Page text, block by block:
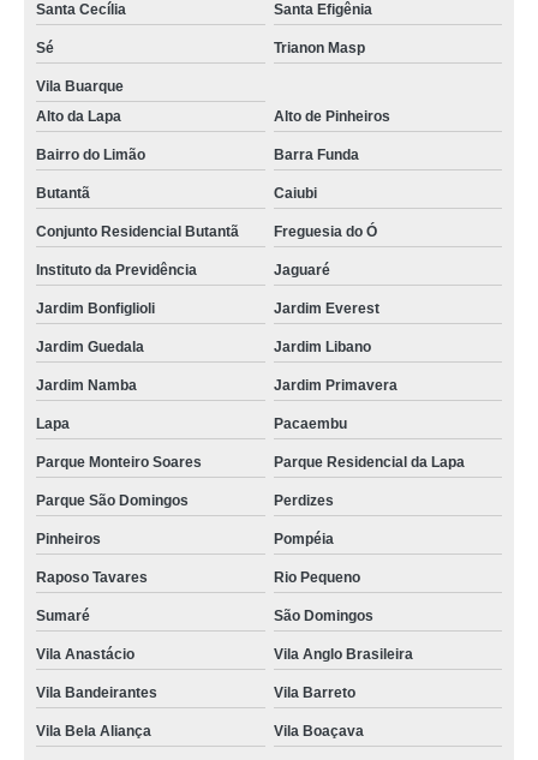
telefone de assistencia tecnica refrigerador não liga Bairro do Limão
telefone de assistencia tecnica de refrigerador electrolux Vila Buarque
contato de assistencia tecnica refrigerador com defeito freguesia do ó
telefone de assistencia tecnica refrigerador não liga Roosevelt (CBTU)
contato de assistencia tecnica refrigerador não liga Jardim Everest
contato de assistencia tecnica refrigerador com problema lausane
assistencia tecnica refrigerador electrolux vila diva
contato de assistencia tecnica de refrigerador electrolux Cachoeirinha
assistencia tecnica refrigerador valores jardim picolo
assistencia tecnica refrigerador com problema orçamento Cerqueira César
assistencia tecnica refrigerador electrolux lausane
refrigerador electrolux assistencia tecnica Sumarezinho
reparo de refrigerador electrolux assistencia tecnica Jardim Namba
assistencia tecnica de refrigerador electrolux Casa Verde
Santa Cecília Santa Efigênia
Sé Trianon Masp
Vila Buarque
Alto da Lapa
Alto de Pinheiros
Bairro do Limão Barra Funda
Butantã Caiubi
Conjunto Residencial Butantã Freguesia do Ó
Instituto da Previdência Jaguaré
Jardim Bonfiglioli Jardim Everest
Jardim Guedala Jardim Libano
Jardim Namba Jardim Primavera
Lapa Pacaembu
Parque Monteiro Soares Parque Residencial da Lapa
Parque São Domingos Perdizes
Pinheiros Pompéia
Raposo Tavares Rio Pequeno
Sumaré São Domingos
Vila Anastácio Vila Anglo Brasileira
Vila Bandeirantes Vila Barreto
Vila Bela Aliança Vila Boaçava